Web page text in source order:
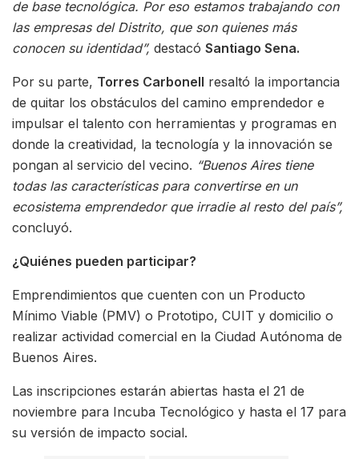
de base tecnológica. Por eso estamos trabajando con
las empresas del Distrito, que son quienes más
conocen su identidad”, destacó Santiago Sena.
Por su parte, Torres Carbonell resaltó la importancia
de quitar los obstáculos del camino emprendedor e
impulsar el talento con herramientas y programas en
donde la creatividad, la tecnología y la innovación se
pongan al servicio del vecino. “Buenos Aires tiene
todas las características para convertirse en un
ecosistema emprendedor que irradie al resto del país”,
concluyó.
¿Quiénes pueden participar?
Emprendimientos que cuenten con un Producto
Mínimo Viable (PMV) o Prototipo, CUIT y domicilio o
realizar actividad comercial en la Ciudad Autónoma de
Buenos Aires.
Las inscripciones estarán abiertas hasta el 21 de
noviembre para Incuba Tecnológico y hasta el 17 para
su versión de impacto social.